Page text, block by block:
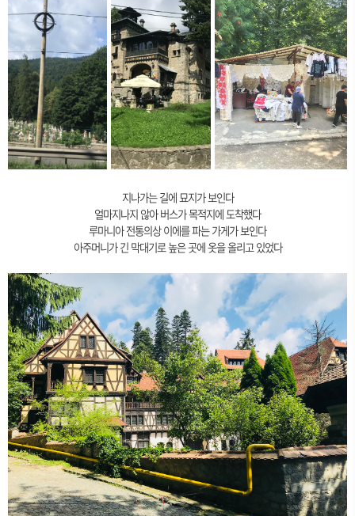
지나가는 길에 묘지가 보인다
얼마지나지 않아 버스가 목적지에 도착했다
루마니아 전통의상 이에를 파는 가게가 보인다
아주머니가 긴 막대기로 높은 곳에 옷을 올리고 있었다